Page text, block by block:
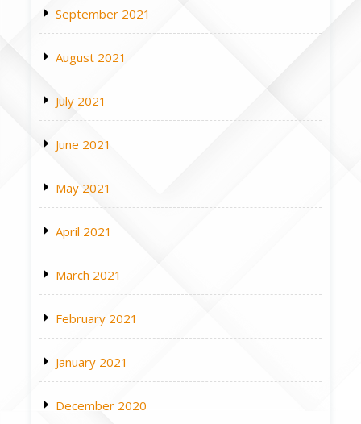
September 2021
August 2021
July 2021
June 2021
May 2021
April 2021
March 2021
February 2021
January 2021
December 2020